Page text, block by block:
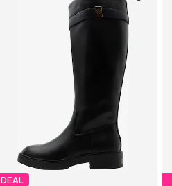
DEAL